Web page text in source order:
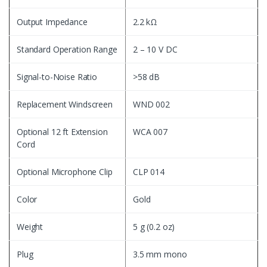
Output Impedance 2.2 kΩ
Standard Operation Range 2 – 10 V DC
Signal-to-Noise Ratio >58 dB
Replacement Windscreen WND 002
Optional 12 ft Extension
Cord
WCA 007
Optional Microphone Clip CLP 014
Color Gold
Weight 5 g (0.2 oz)
Plug 3.5 mm mono